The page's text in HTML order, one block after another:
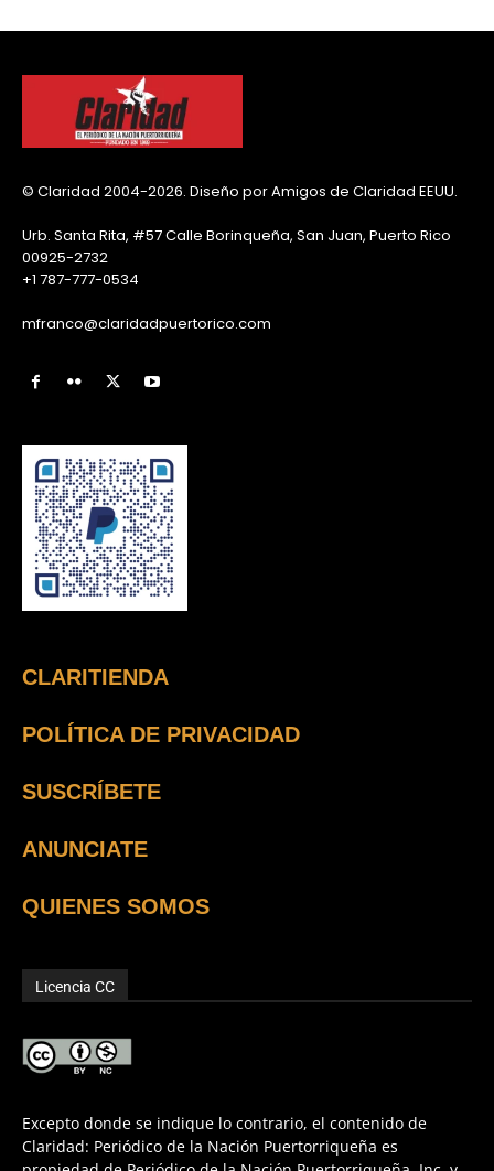
© Claridad 2004-2026. Diseño por Amigos de Claridad EEUU.
Urb. Santa Rita, #57 Calle Borinqueña, San Juan, Puerto Rico
00925-2732
+1 787-777-0534
mfranco@claridadpuertorico.com
CLARITIENDA
POLÍTICA DE PRIVACIDAD
SUSCRÍBETE
ANUNCIATE
QUIENES SOMOS
Licencia CC
Excepto donde se indique lo contrario, el contenido de
Claridad: Periódico de la Nación Puertorriqueña es